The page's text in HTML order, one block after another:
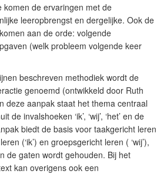
komen de ervaringen met de
leeropbrengst en dergelijke. Ook de
aan de orde: volgende
(welk probleem volgende keer
beschreven methodiek wordt de
genoemd (ontwikkeld door Ruth
deze aanpak staat het thema centraal
invalshoeken ‘ik’, ‘wij’, ‘het’ en de
biedt de basis voor taakgericht leren
(‘ik’) en groepsgericht leren ( ‘wij’),
de gaten wordt gehouden. Bij het
kan overigens ook een